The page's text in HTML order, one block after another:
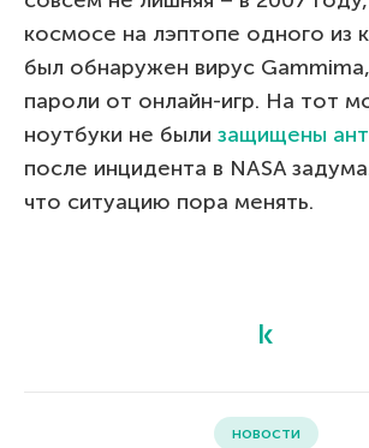
космосе на лэптопе одного из
был обнаружен вирус
пароли от онлайн-игр. На тот
ноутбуки не были защищены
после инцидента в NASA
что ситуацию пора менять.
новости